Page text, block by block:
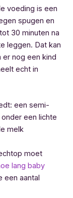
voeding is een
spugen en
30 minuten na
leggen. Dat kan
er nog een kind
echt in
een semi-
een lichte
melk
moet
lang baby
een aantal